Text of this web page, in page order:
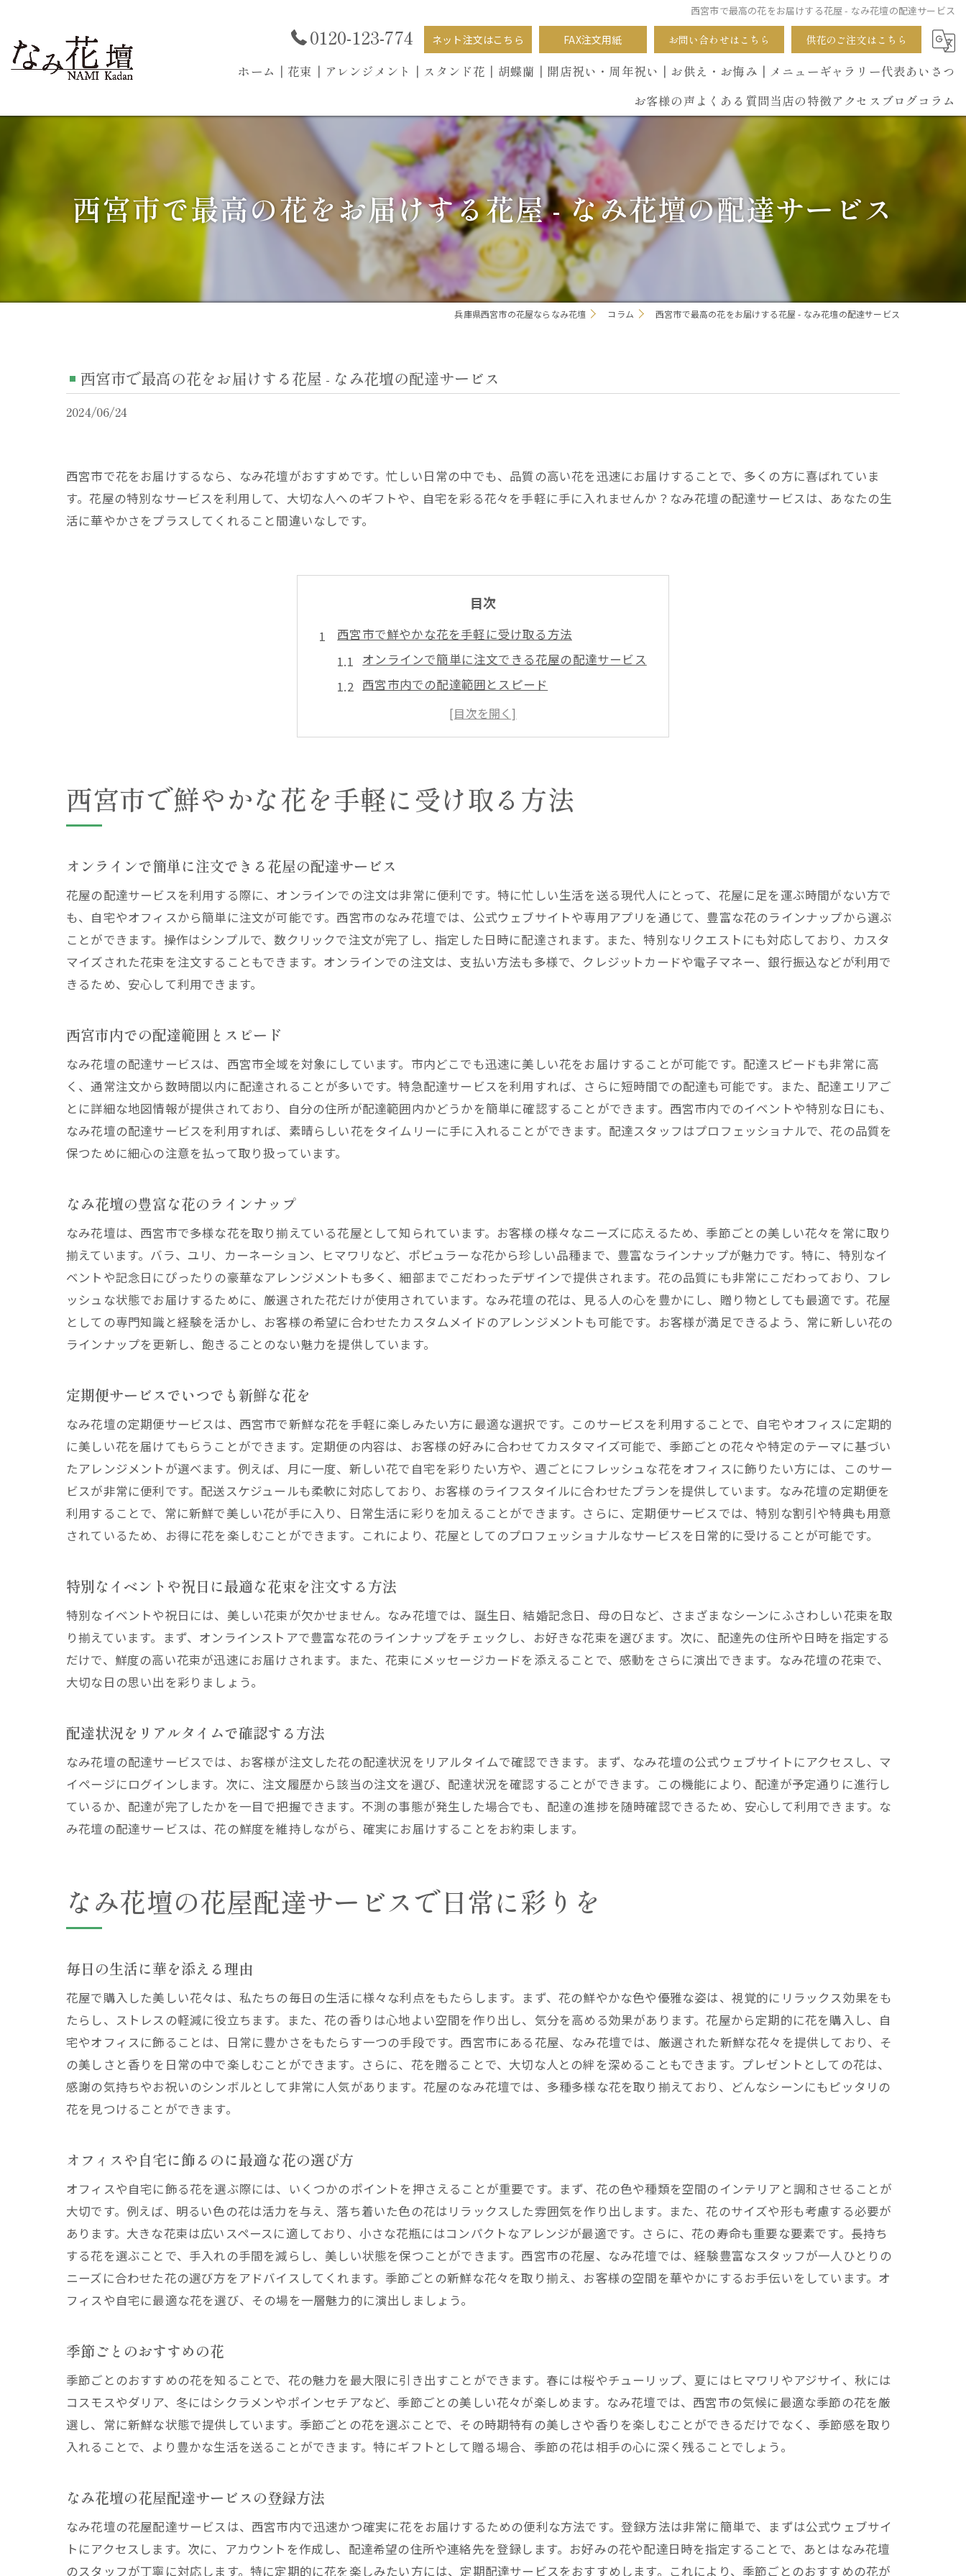
西宮市で最高の花をお届けする花屋 - なみ花壇の配達サービス
0120-123-774 ネット注文はこちら FAX注文用紙 お問い合わせはこちら 供花のご注文はこちら
ホーム ┃花束┃ アレンジメント┃ スタンド花┃ 胡蝶蘭 ┃開店祝い・周年祝い ┃お供え・お悔み ┃メニューギャラリー代表あいさつ
お客様の声 よくある質問当店の特徴
イベント
誕生日
アクセス ブログコラム
西宮市で最高の花をお届けする花屋 - なみ花壇の配達サービス
兵庫県西宮市の花屋ならなみ花壇 コラム 西宮市で最高の花をお届けする花屋 - なみ花壇の配達サービス
西宮市で最高の花をお届けする花屋 - なみ花壇の配達サービス
2024/06/24
西宮市で花をお届けするなら、なみ花壇がおすすめです。忙しい日常の中でも、品質の高い花を迅速にお届けすることで、多くの方に喜ばれていま
す。花屋の特別なサービスを利用して、大切な人へのギフトや、自宅を彩る花々を手軽に手に入れませんか？なみ花壇の配達サービスは、あなたの生
活に華やかさをプラスしてくれること間違いなしです。
目次
西宮市で鮮やかな花を手軽に受け取る方法
オンラインで簡単に注文できる花屋の配達サービス
西宮市内での配達範囲とスピード
なみ花壇の豊富な花のラインナップ
定期便サービスでいつでも新鮮な花を
配達状況をリアルタイムで確認する方法
なみ花壇の花屋配達サービスで日常に彩りを
オフィスや自宅に飾るのに最適な花の選び方
季節ごとのおすすめの花
なみ花壇の花屋配達サービスの登録方法
花が持つ癒しの効果とその科学的根拠
お手入れ簡単！長持ちする花のケア方法
サプライズギフトとしての花の魅力
特別な日のためのカスタムオーダー
西宮市限定の季節の花束
贈り物に最適な花の種類とその意味
なみ花壇の迅速な花屋配達サービスの魅力
お急ぎの方に嬉しい即日配達サービス
特別な包装オプションとその効果
顧客の声：なみ花壇の配達サービス体験談
配達スタッフのプロフェッショナルな対応
花屋の専門家が選ぶ西宮市のトップサービス
花のプロが教えるベストな購入タイミング
なみ花壇が支持される理由
他の花屋と比較したなみ花壇の強み
西宮市で花屋の配達を利用して特別な日に華を添える
誕生日や記念日に最適な花の選び方
お見舞いや感謝の気持ちを伝える花
季節のイベントに合わせた花の提案
特別な日のためのカスタムオーダー
なみ花壇のパーソナライズドサービス
季節ごとの花で家の中を彩る
なみ花壇の花が顧客に与える影響
花を通じてコミュニケーションを深める
定期購読サービスのメリット
オンライン注文のコツと注意点
配達日時の指定とその柔軟性
花屋との長期的な関係を築くためのポイント
西宮市で鮮やかな花を手軽に受け取る方法
オンラインで簡単に注文できる花屋の配達サービス
花屋の配達サービスを利用する際に、オンラインでの注文は非常に便利です。特に忙しい生活を送る現代人にとって、花屋に足を運ぶ時間がない方で
も、自宅やオフィスから簡単に注文が可能です。西宮市のなみ花壇では、公式ウェブサイトや専用アプリを通じて、豊富な花のラインナップから選ぶ
ことができます。操作はシンプルで、数クリックで注文が完了し、指定した日時に配達されます。また、特別なリクエストにも対応しており、カスタ
マイズされた花束を注文することもできます。オンラインでの注文は、支払い方法も多様で、クレジットカードや電子マネー、銀行振込などが利用で
きるため、安心して利用できます。
西宮市内での配達範囲とスピード
なみ花壇の配達サービスは、西宮市全域を対象にしています。市内どこでも迅速に美しい花をお届けすることが可能です。配達スピードも非常に高
く、通常注文から数時間以内に配達されることが多いです。特急配達サービスを利用すれば、さらに短時間での配達も可能です。また、配達エリアご
とに詳細な地図情報が提供されており、自分の住所が配達範囲内かどうかを簡単に確認することができます。西宮市内でのイベントや特別な日にも、
なみ花壇の配達サービスを利用すれば、素晴らしい花をタイムリーに手に入れることができます。配達スタッフはプロフェッショナルで、花の品質を
保つために細心の注意を払って取り扱っています。
なみ花壇の豊富な花のラインナップ
なみ花壇は、西宮市で多様な花を取り揃えている花屋として知られています。お客様の様々なニーズに応えるため、季節ごとの美しい花々を常に取り
揃えています。バラ、ユリ、カーネーション、ヒマワリなど、ポピュラーな花から珍しい品種まで、豊富なラインナップが魅力です。特に、特別なイ
ベントや記念日にぴったりの豪華なアレンジメントも多く、細部までこだわったデザインで提供されます。花の品質にも非常にこだわっており、フレ
ッシュな状態でお届けするために、厳選された花だけが使用されています。なみ花壇の花は、見る人の心を豊かにし、贈り物としても最適です。花屋
としての専門知識と経験を活かし、お客様の希望に合わせたカスタムメイドのアレンジメントも可能です。お客様が満足できるよう、常に新しい花の
ラインナップを更新し、飽きることのない魅力を提供しています。
定期便サービスでいつでも新鮮な花を
なみ花壇の定期便サービスは、西宮市で新鮮な花を手軽に楽しみたい方に最適な選択です。このサービスを利用することで、自宅やオフィスに定期的
に美しい花を届けてもらうことができます。定期便の内容は、お客様の好みに合わせてカスタマイズ可能で、季節ごとの花々や特定のテーマに基づい
たアレンジメントが選べます。例えば、月に一度、新しい花で自宅を彩りたい方や、週ごとにフレッシュな花をオフィスに飾りたい方には、このサー
ビスが非常に便利です。配送スケジュールも柔軟に対応しており、お客様のライフスタイルに合わせたプランを提供しています。なみ花壇の定期便を
利用することで、常に新鮮で美しい花が手に入り、日常生活に彩りを加えることができます。さらに、定期便サービスでは、特別な割引や特典も用意
されているため、お得に花を楽しむことができます。これにより、花屋としてのプロフェッショナルなサービスを日常的に受けることが可能です。
特別なイベントや祝日に最適な花束を注文する方法
特別なイベントや祝日には、美しい花束が欠かせません。なみ花壇では、誕生日、結婚記念日、母の日など、さまざまなシーンにふさわしい花束を取
り揃えています。まず、オンラインストアで豊富な花のラインナップをチェックし、お好きな花束を選びます。次に、配達先の住所や日時を指定する
だけで、鮮度の高い花束が迅速にお届けされます。また、花束にメッセージカードを添えることで、感動をさらに演出できます。なみ花壇の花束で、
大切な日の思い出を彩りましょう。
配達状況をリアルタイムで確認する方法
なみ花壇の配達サービスでは、お客様が注文した花の配達状況をリアルタイムで確認できます。まず、なみ花壇の公式ウェブサイトにアクセスし、マ
イページにログインします。次に、注文履歴から該当の注文を選び、配達状況を確認することができます。この機能により、配達が予定通りに進行し
ているか、配達が完了したかを一目で把握できます。不測の事態が発生した場合でも、配達の進捗を随時確認できるため、安心して利用できます。な
み花壇の配達サービスは、花の鮮度を維持しながら、確実にお届けすることをお約束します。
なみ花壇の花屋配達サービスで日常に彩りを
毎日の生活に華を添える理由
花屋で購入した美しい花々は、私たちの毎日の生活に様々な利点をもたらします。まず、花の鮮やかな色や優雅な姿は、視覚的にリラックス効果をも
たらし、ストレスの軽減に役立ちます。また、花の香りは心地よい空間を作り出し、気分を高める効果があります。花屋から定期的に花を購入し、自
宅やオフィスに飾ることは、日常に豊かさをもたらす一つの手段です。西宮市にある花屋、なみ花壇では、厳選された新鮮な花々を提供しており、そ
の美しさと香りを日常の中で楽しむことができます。さらに、花を贈ることで、大切な人との絆を深めることもできます。プレゼントとしての花は、
感謝の気持ちやお祝いのシンボルとして非常に人気があります。花屋のなみ花壇では、多種多様な花を取り揃えており、どんなシーンにもピッタリの
花を見つけることができます。
オフィスや自宅に飾るのに最適な花の選び方
オフィスや自宅に飾る花を選ぶ際には、いくつかのポイントを押さえることが重要です。まず、花の色や種類を空間のインテリアと調和させることが
大切です。例えば、明るい色の花は活力を与え、落ち着いた色の花はリラックスした雰囲気を作り出します。また、花のサイズや形も考慮する必要が
あります。大きな花束は広いスペースに適しており、小さな花瓶にはコンパクトなアレンジが最適です。さらに、花の寿命も重要な要素です。長持ち
する花を選ぶことで、手入れの手間を減らし、美しい状態を保つことができます。西宮市の花屋、なみ花壇では、経験豊富なスタッフが一人ひとりの
ニーズに合わせた花の選び方をアドバイスしてくれます。季節ごとの新鮮な花々を取り揃え、お客様の空間を華やかにするお手伝いをしています。オ
フィスや自宅に最適な花を選び、その場を一層魅力的に演出しましょう。
季節ごとのおすすめの花
季節ごとのおすすめの花を知ることで、花の魅力を最大限に引き出すことができます。春には桜やチューリップ、夏にはヒマワリやアジサイ、秋には
コスモスやダリア、冬にはシクラメンやポインセチアなど、季節ごとの美しい花々が楽しめます。なみ花壇では、西宮市の気候に最適な季節の花を厳
選し、常に新鮮な状態で提供しています。季節ごとの花を選ぶことで、その時期特有の美しさや香りを楽しむことができるだけでなく、季節感を取り
入れることで、より豊かな生活を送ることができます。特にギフトとして贈る場合、季節の花は相手の心に深く残ることでしょう。
なみ花壇の花屋配達サービスの登録方法
なみ花壇の花屋配達サービスは、西宮市内で迅速かつ確実に花をお届けするための便利な方法です。登録方法は非常に簡単で、まずは公式ウェブサイ
トにアクセスします。次に、アカウントを作成し、配達希望の住所や連絡先を登録します。お好みの花や配達日時を指定することで、あとはなみ花壇
のスタッフが丁寧に対応します。特に定期的に花を楽しみたい方には、定期配達サービスをおすすめします。これにより、季節ごとのおすすめの花が